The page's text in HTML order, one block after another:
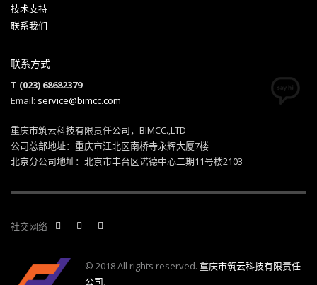
技术支持
联系我们
联系方式
T (023) 68682379
Email: service@bimcc.com
重庆市筑云科技有限责任公司，BIMCC.,LTD
公司总部地址：重庆市江北区南桥寺永辉大厦7楼
北京分公司地址：北京市丰台区诺德中心二期11号楼2103
社交网络
© 2018 All rights reserved. 重庆市筑云科技有限责任
公司.